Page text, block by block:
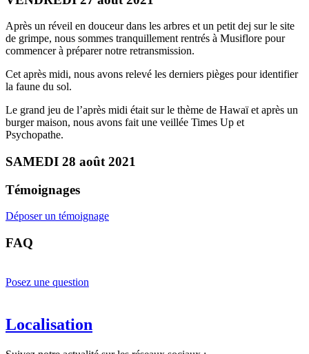
Après un réveil en douceur dans les arbres et un petit dej sur le site
de grimpe, nous sommes tranquillement rentrés à Musiflore pour
commencer à préparer notre retransmission.
Cet après midi, nous avons relevé les derniers pièges pour identifier
la faune du sol.
Le grand jeu de l’après midi était sur le thème de Hawaï et après un
burger maison, nous avons fait une veillée Times Up et
Psychopathe.
SAMEDI 28 août 2021
Témoignages
Déposer un témoignage
FAQ
Posez une question
Localisation